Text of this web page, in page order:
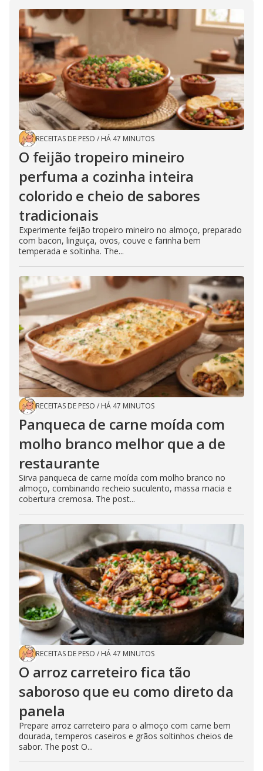
RECEITAS DE PESO / HÁ 47 MINUTOS
O feijão tropeiro mineiro
perfuma a cozinha inteira
colorido e cheio de sabores
tradicionais
Experimente feijão tropeiro mineiro no almoço, preparado
com bacon, linguiça, ovos, couve e farinha bem
temperada e soltinha. The...
RECEITAS DE PESO / HÁ 47 MINUTOS
Panqueca de carne moída com
molho branco melhor que a de
restaurante
Sirva panqueca de carne moída com molho branco no
almoço, combinando recheio suculento, massa macia e
cobertura cremosa. The post...
RECEITAS DE PESO / HÁ 47 MINUTOS
O arroz carreteiro fica tão
saboroso que eu como direto da
panela
Prepare arroz carreteiro para o almoço com carne bem
dourada, temperos caseiros e grãos soltinhos cheios de
sabor. The post O...